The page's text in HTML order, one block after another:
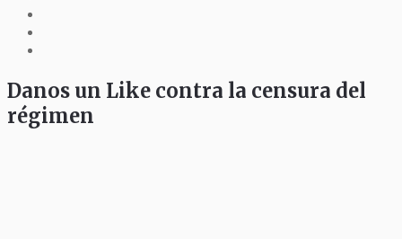
Danos un Like contra la censura del
régimen